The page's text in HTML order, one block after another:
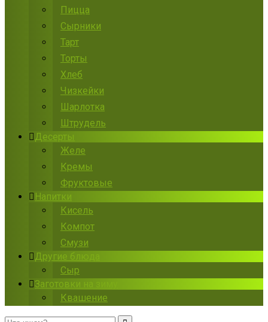
Пицца
Сырники
Тарт
Торты
Хлеб
Чизкейки
Шарлотка
Штрудель
Десерты
Желе
Кремы
Фруктовые
Напитки
Кисель
Компот
Смузи
Другие блюда
Сыр
Заготовки на зиму
Квашение